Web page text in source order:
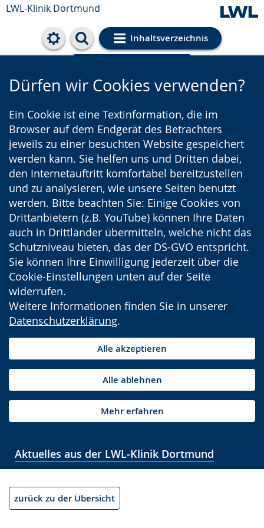
LWL-Klinik Dortmund
Inhaltsverzeichnis
Cookie-Einstellungen
Dürfen wir Cookies verwenden?
Ein Cookie ist eine Textinformation, die im
Browser auf dem Endgerät des Betrachters
jeweils zu einer besuchten Website gespeichert
werden kann. Sie helfen uns und Dritten dabei,
den Internetauftritt komfortabel bereitzustellen
und zu analysieren, wie unsere Seiten benutzt
werden. Bitte beachten Sie: Einige Cookies von
Drittanbietern (z.B. YouTube) können Ihre Daten
auch in Drittländer übermitteln, welche nicht das
Schutzniveau bieten, das der DS-GVO entspricht.
Sie können Ihre Einwilligung jederzeit über die
Cookie-Einstellungen unten auf der Seite
widerrufen.
Weitere Informationen finden Sie in unserer
Datenschutzerklärung.
Alle akzeptieren
Alle ablehnen
Mehr erfahren
Aktuelles aus der LWL-Klinik Dortmund
zurück zu der Übersicht